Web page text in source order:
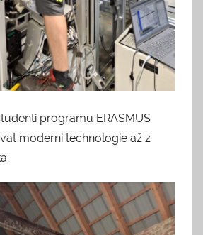
programu ERASMUS
moderni technologie až z